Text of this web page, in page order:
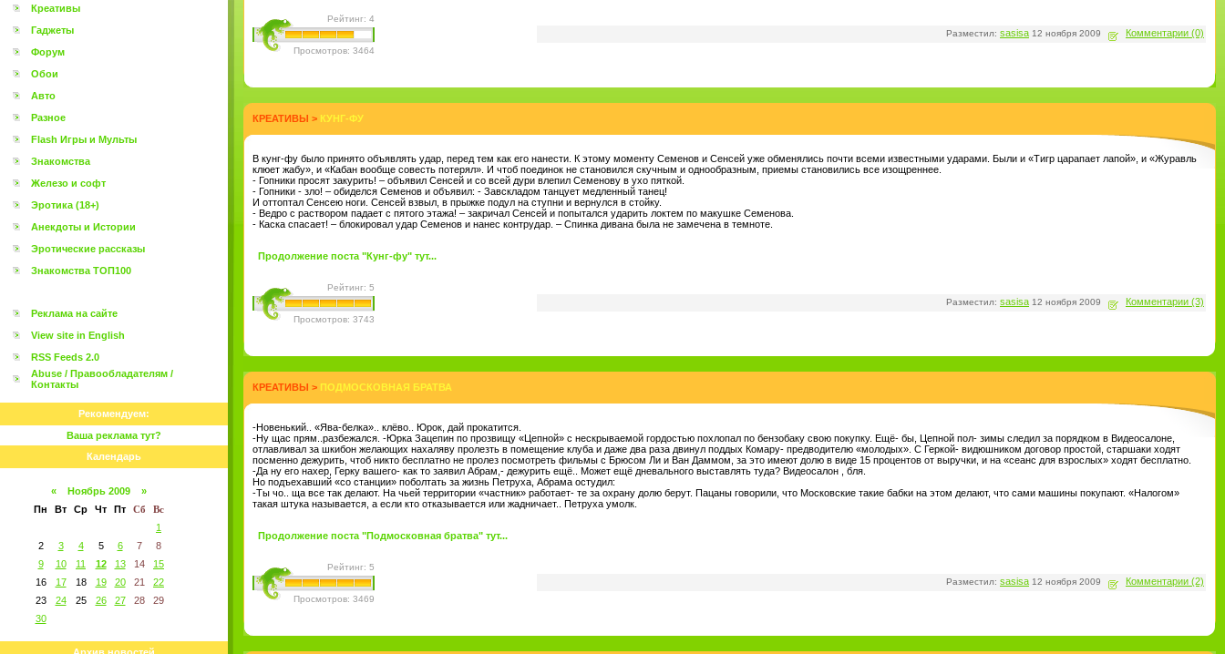
Креативы
Гаджеты
Форум
Обои
Авто
Разное
Flash Игры и Мульты
Знакомства
Железо и софт
Эротика (18+)
Анекдоты и Истории
Эротические рассказы
Знакомства ТОП100
Реклама на сайте
View site in English
RSS Feeds 2.0
Abuse / Правообладателям /
Контакты
Рекомендуем:
Ваша реклама тут?
Календарь
« Ноябрь 2009
»
Пн
Вт Ср Чт Пт Сб
Вс
1
2
3 4 5 6 7
8
9
10 11 12 13 14
15
16
17 18 19 20 21
22
23
24 25 26 27 28
29
30
Рейтинг: 4
Просмотров: 3464
Разместил: sasisa 12 ноября 2009 Комментарии (0)
КРЕАТИВЫ > КУНГ-ФУ
В кунг-фу было принято объявлять удар, перед тем как его нанести. К этому моменту Семенов и Сенсей уже обменялись почти всеми известными ударами. Были и «Тигр царапает лапой», и «Журавль
клюет жабу», и «Кабан вообще совесть потерял». И чтоб поединок не становился скучным и однообразным, приемы становились все изощреннее.
- Гопники просят закурить! – объявил Сенсей и со всей дури влепил Семенову в ухо пяткой.
- Гопники - зло! – обиделся Семенов и объявил: - Завскладом танцует медленный танец!
И оттоптал Сенсею ноги. Сенсей взвыл, в прыжке подул на ступни и вернулся в стойку.
- Ведро с раствором падает с пятого этажа! – закричал Сенсей и попытался ударить локтем по макушке Семенова.
- Каска спасает! – блокировал удар Семенов и нанес контрудар. – Спинка дивана была не замечена в темноте.
Продолжение поста "Кунг-фу" тут...
Рейтинг: 5
Просмотров: 3743
Разместил: sasisa 12 ноября 2009 Комментарии (3)
КРЕАТИВЫ > ПОДМОСКОВНАЯ БРАТВА
-Новенький.. «Ява-белка».. клёво.. Юрок, дай прокатится.
-Ну щас прям..разбежался. -Юрка Зацепин по прозвищу «Цепной» с нескрываемой гордостью похлопал по бензобаку свою покупку. Ещё- бы, Цепной пол- зимы следил за порядком в Видеосалоне,
отлавливал за шкибон желающих нахаляву пролезть в помещение клуба и даже два раза двинул поддых Комару- предводителю «молодых». С Геркой- видюшником договор простой, старшаки ходят
посменно дежурить, чтоб никто бесплатно не пролез посмотреть фильмы с Брюсом Ли и Ван Даммом, за это имеют долю в виде 15 процентов от выручки, и на «сеанс для взрослых» ходят бесплатно.
-Да ну его нахер, Герку вашего- как то заявил Абрам,- дежурить ещё.. Может ещё дневального выставлять туда? Видеосалон , бля.
Но подъехавший «со станции» поболтать за жизнь Петруха, Абрама остудил:
-Ты чо.. ща все так делают. На чьей территории «частник» работает- те за охрану долю берут. Пацаны говорили, что Московские такие бабки на этом делают, что сами машины покупают. «Налогом»
такая штука называется, а если кто отказывается или жадничает.. Петруха умолк.
Продолжение поста "Подмосковная братва" тут...
Рейтинг: 5
Просмотров: 3469
Разместил: sasisa 12 ноября 2009 Комментарии (2)